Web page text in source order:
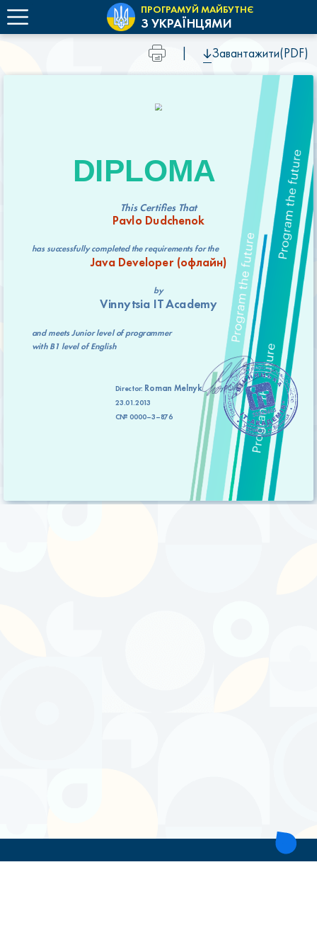
ПРОГРАМУЙ МАЙБУТНЄ
З УКРАЇНЦЯМИ
|
Завантажити(PDF)
DIPLOMA
This Certifies That
Pavlo Dudchenok
has successfully completed the requirements for the
Java Developer (офлайн)
by
Vinnytsia IT Academy
and meetsJunior levelof programmer
withB1 levelof English
Director: Roman Melnyk
23.01.2013
C№ 0000–3–876